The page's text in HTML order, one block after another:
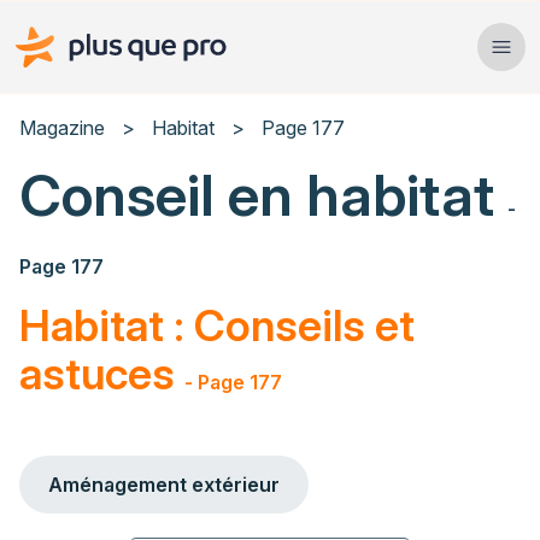
Plus que pro Mag'
Habitat
Magazine > Habitat > Page 177
Conseil en habitat -
Page 177
Habitat : Conseils et
astuces - Page 177
Aménagement extérieur